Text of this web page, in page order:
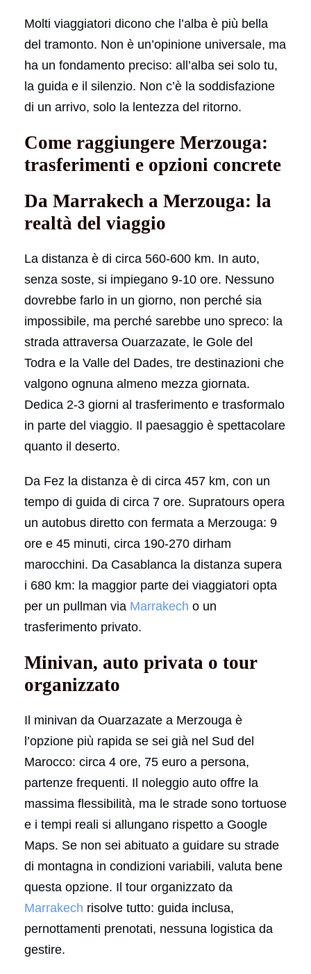
Molti viaggiatori dicono che l’alba è più bella
del tramonto. Non è un’opinione universale, ma
ha un fondamento preciso: all’alba sei solo tu,
la guida e il silenzio. Non c’è la soddisfazione
di un arrivo, solo la lentezza del ritorno.
Come raggiungere Merzouga:
trasferimenti e opzioni concrete
Da Marrakech a Merzouga: la
realtà del viaggio
La distanza è di circa 560-600 km. In auto,
senza soste, si impiegano 9-10 ore. Nessuno
dovrebbe farlo in un giorno, non perché sia
impossibile, ma perché sarebbe uno spreco: la
strada attraversa Ouarzazate, le Gole del
Todra e la Valle del Dades, tre destinazioni che
valgono ognuna almeno mezza giornata.
Dedica 2-3 giorni al trasferimento e trasformalo
in parte del viaggio. Il paesaggio è spettacolare
quanto il deserto.
Da Fez la distanza è di circa 457 km, con un
tempo di guida di circa 7 ore. Supratours opera
un autobus diretto con fermata a Merzouga: 9
ore e 45 minuti, circa 190-270 dirham
marocchini. Da Casablanca la distanza supera
i 680 km: la maggior parte dei viaggiatori opta
per un pullman via Marrakech o un
trasferimento privato.
Minivan, auto privata o tour
organizzato
Il minivan da Ouarzazate a Merzouga è
l’opzione più rapida se sei già nel Sud del
Marocco: circa 4 ore, 75 euro a persona,
partenze frequenti. Il noleggio auto offre la
massima flessibilità, ma le strade sono tortuose
e i tempi reali si allungano rispetto a Google
Maps. Se non sei abituato a guidare su strade
di montagna in condizioni variabili, valuta bene
questa opzione. Il tour organizzato da
Marrakech risolve tutto: guida inclusa,
pernottamenti prenotati, nessuna logistica da
gestire.